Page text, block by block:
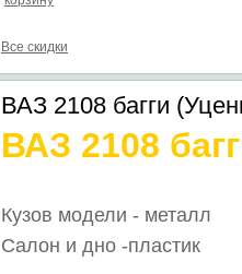
Все скидки
ВАЗ 2108 багги
ВАЗ 2108
Кузов модели - металл
Салон и дно -пластик